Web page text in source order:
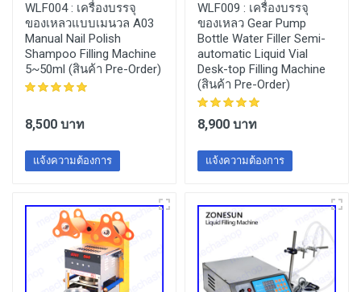
WLF004 : เครื่องบรรจุ
ของเหลวแบบเมนวล A03
Manual Nail Polish
Shampoo Filling Machine
5~50ml (สินค้า Pre-Order)
8,500 บาท
แจ้งความต้องการ
WLF009 : เครื่องบรรจุ
ของเหลว Gear Pump
Bottle Water Filler Semi-
automatic Liquid Vial
Desk-top Filling Machine
(สินค้า Pre-Order)
8,900 บาท
แจ้งความต้องการ